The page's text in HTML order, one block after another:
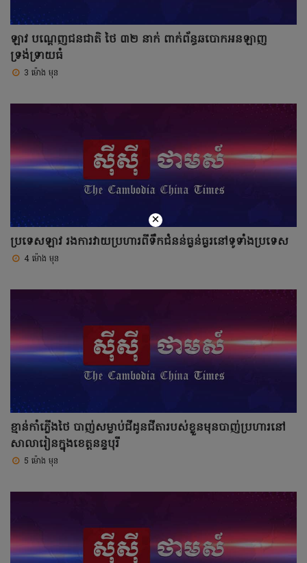
ឡាវ បណ្តេញជនជាតិ ថៃ ៣២ នាក់ ពាក់ព័ន្ធឆបោកអនឡាញ
ទ្រង់ទ្រាយធំ
3 ម៉ោង មុន
ប្រទេសឡាវ រងការវាយប្រហារពីទឹកជំនន់ធ្ងន់ធ្ងរនៅទូទាំងប្រទេស
4 ម៉ោង មុន
ខ្មាន់កាំភ្លើងថៃ បាញ់សម្លាប់ជីដូនជីតារបស់ខ្លួនមុនបាញ់ប្រហារនៅ
សាលារៀនក្នុងខេត្តនន្ទបុរី
5 ម៉ោង មុន
×